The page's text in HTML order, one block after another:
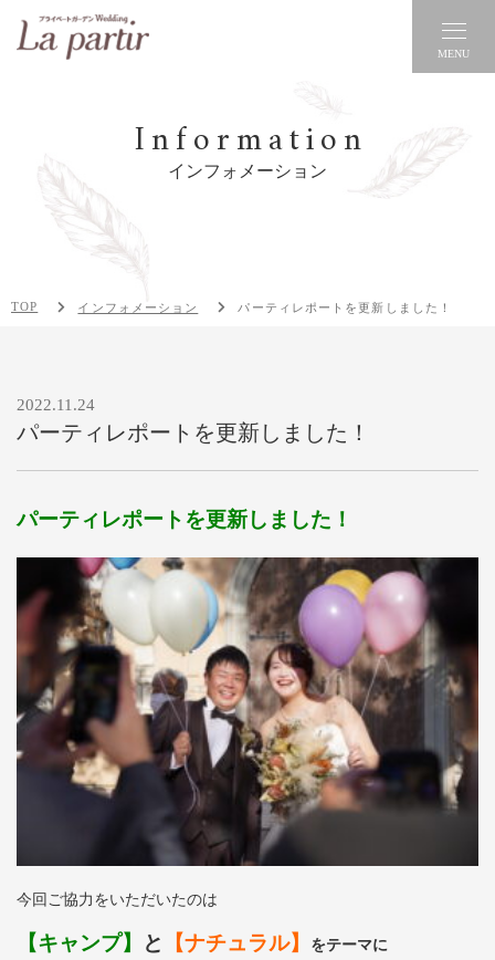
MENU
Information
インフォメーション
TOP インフォメーション パーティレポートを更新しました！
2022.11.24
パーティレポートを更新しました！
パーティレポートを更新しました！
今回ご協力をいただいたのは
【キャンプ】 と 【ナチュラル】 をテーマに